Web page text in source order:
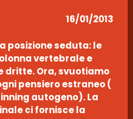
16/01/2013
posizione seduta: le
vertebrale e
Ora, svuotiamo
pensiero estraneo (
autogeno). La
ci fornisce la